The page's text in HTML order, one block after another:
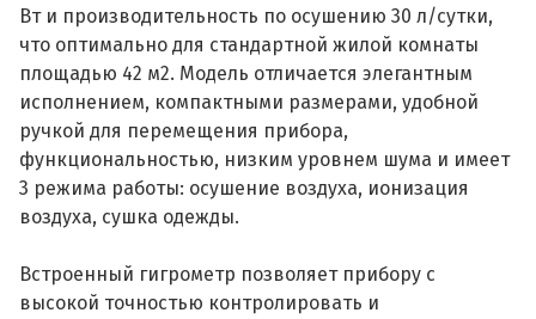
Вт и производительность по осушению 30 л/сутки,
что оптимально для стандартной жилой комнаты
площадью 42 м2. Модель отличается элегантным
исполнением, компактными размерами, удобной
ручкой для перемещения прибора,
функциональностью, низким уровнем шума и имеет
3 режима работы: осушение воздуха, ионизация
воздуха, сушка одежды.
Встроенный гигрометр позволяет прибору с
высокой точностью контролировать и